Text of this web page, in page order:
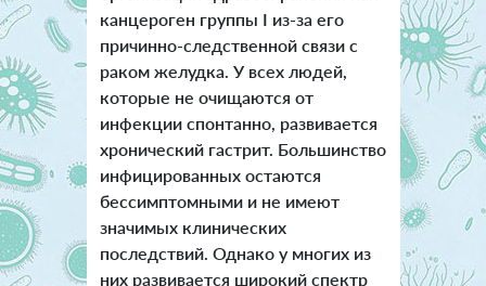
канцероген группы I из-за его
причинно-следственной связи с
раком желудка. У всех людей,
которые не очищаются от
инфекции спонтанно, развивается
хронический гастрит. Большинство
инфицированных остаются
бессимптомными и не имеют
значимых клинических
последствий. Однако у многих из
них развивается широкий спектр